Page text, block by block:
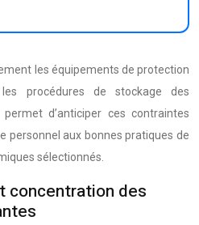
les équipements de protection
procédures de stockage des
permet d’anticiper ces contraintes
personnel aux bonnes pratiques de
sélectionnés.
concentration des